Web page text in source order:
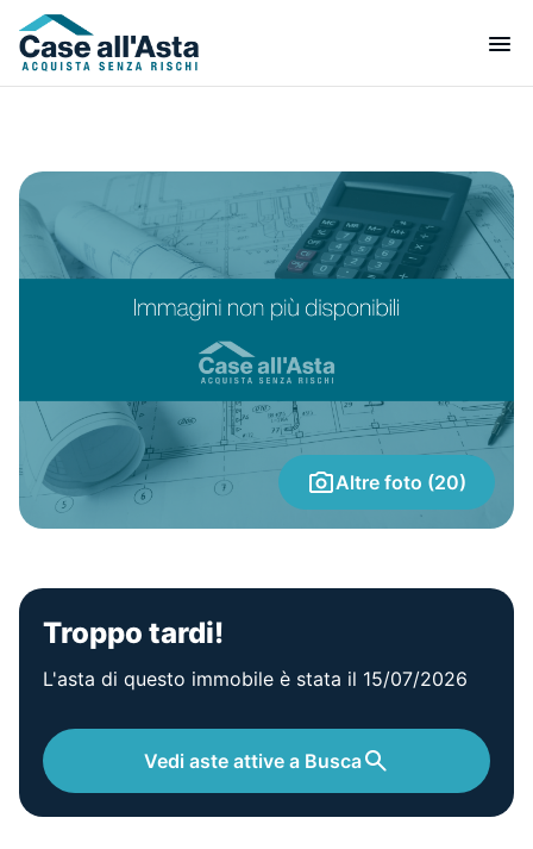
Altre foto (20)
Troppo tardi!
L'asta di questo immobile è stata il 15/07/2026
Vedi aste attive a Busca